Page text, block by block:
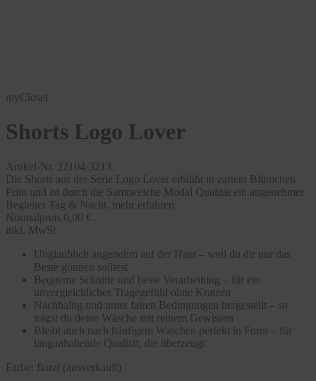
myCloset
Shorts Logo Lover
Artikel-Nr. 22104-3213
Die Shorts aus der Serie Logo Lover erblüht in zartem Blümchen
Print und ist durch die Samtweiche Modal Qualität ein angenehmer
Begleiter Tag & Nacht. mehr erfahren
Normalpreis 0,00 €
inkl. MwSt
Unglaublich angenehm auf der Haut – weil du dir nur das
Beste gönnen solltest
Bequeme Schnitte und beste Verarbeitung – für ein
unvergleichliches Tragegefühl ohne Kratzen
Nachhaltig und unter fairen Bedingungen hergestellt – so
trägst du deine Wäsche mit reinem Gewissen
Bleibt auch nach häufigem Waschen perfekt in Form – für
langanhaltende Qualität, die überzeugt
Farbe: floral (ausverkauft)